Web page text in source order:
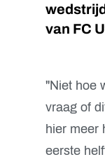
van FC
"Niet hoe
vraag of
hier meer
eerste